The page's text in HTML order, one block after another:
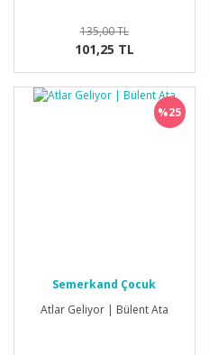
135,00 TL
101,25 TL
%25
Semerkand Çocuk
Yayınları
Atlar Geliyor | Bülent Ata